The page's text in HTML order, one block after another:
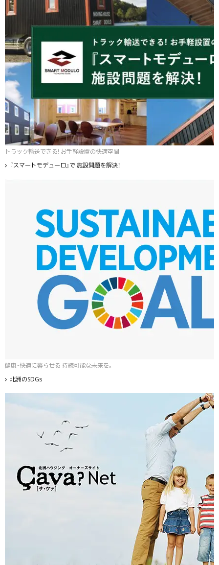
トラック輸送できる! お手軽設置の快適空間
『スマートモデューロ』で 施設問題を解決！
健康・快適に暮らせる 持続可能な未来を。
北洲のSDGs